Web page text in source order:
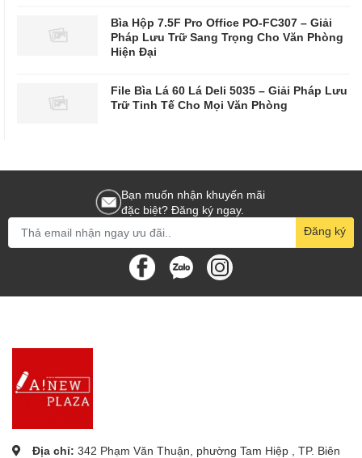
Bìa Hộp 7.5F Pro Office PO-FC307 – Giải
Pháp Lưu Trữ Sang Trọng Cho Văn Phòng
Hiện Đại
File Bìa Lá 60 Lá Deli 5035 – Giải Pháp Lưu
Trữ Tinh Tế Cho Mọi Văn Phòng
Bạn muốn nhận khuyến mãi
đặc biệt? Đăng ký ngay.
Đăng ký
Địa chỉ: 342 Phạm Văn Thuận, phường Tam Hiệp , TP. Biên